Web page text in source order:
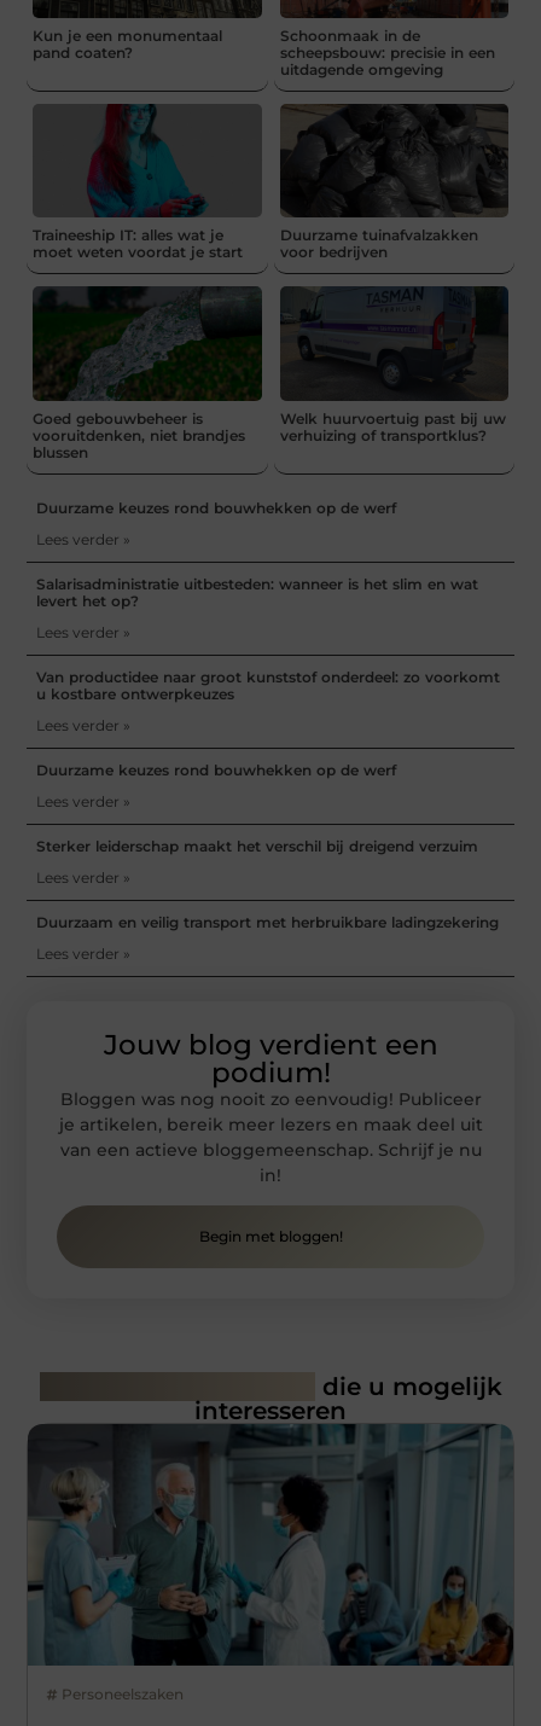
Kun je een monumentaal
pand coaten?
Schoonmaak in de
scheepsbouw: precisie in een
uitdagende omgeving
Traineeship IT: alles wat je
moet weten voordat je start
Duurzame tuinafvalzakken
voor bedrijven
Goed gebouwbeheer is
vooruitdenken, niet brandjes
blussen
Welk huurvoertuig past bij uw
verhuizing of transportklus?
Duurzame keuzes rond bouwhekken op de werf
Lees verder »
Salarisadministratie uitbesteden: wanneer is het slim en wat
levert het op?
Lees verder »
Van productidee naar groot kunststof onderdeel: zo voorkomt
u kostbare ontwerpkeuzes
Lees verder »
Duurzame keuzes rond bouwhekken op de werf
Lees verder »
Sterker leiderschap maakt het verschil bij dreigend verzuim
Lees verder »
Duurzaam en veilig transport met herbruikbare ladingzekering
Lees verder »
Jouw blog verdient een
podium!
Bloggen was nog nooit zo eenvoudig! Publiceer
je artikelen, bereik meer lezers en maak deel uit
van een actieve bloggemeenschap. Schrijf je nu
in!
Begin met bloggen!
die u mogelijk
interesseren
Personeelszaken